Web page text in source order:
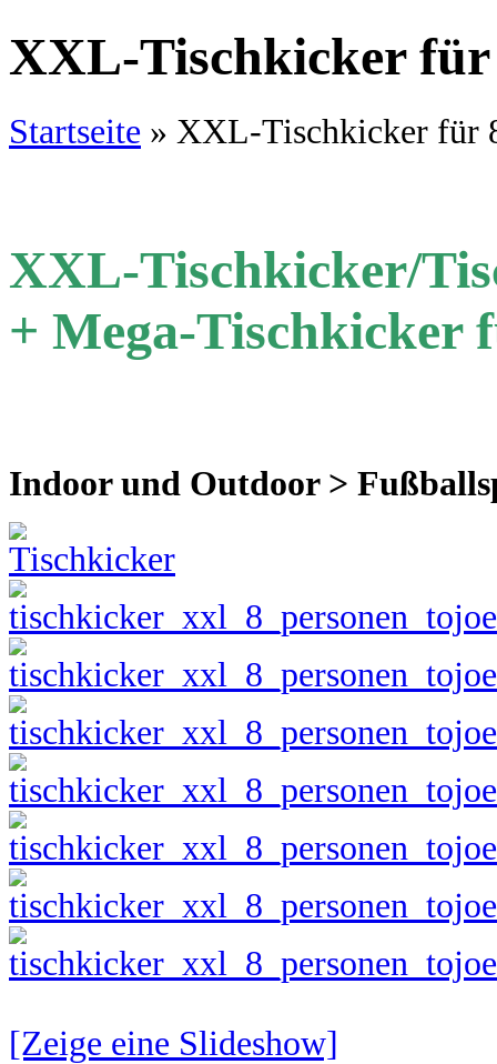
XXL-Tischkicker für
Startseite » XXL-Tischkicker für
XXL-Tischkicker/
+ Mega-Tischkicker
Indoor und Outdoor >
[Zeige eine Slideshow]